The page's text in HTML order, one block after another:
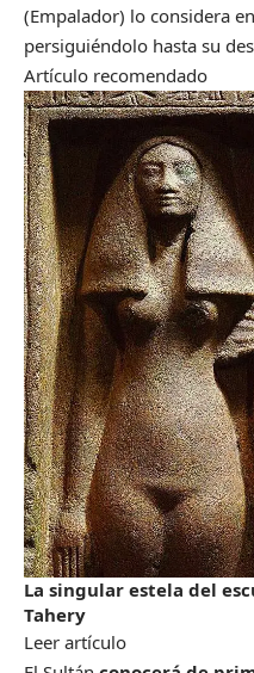
(Empalador) lo considera
persiguiéndolo hasta su
Artículo recomendado
La singular estela del
Tahery
Leer artículo